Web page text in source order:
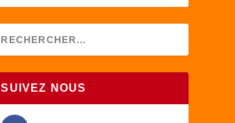
SUIVEZ NOUS